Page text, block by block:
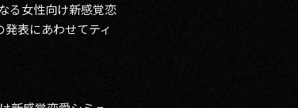
る女性向け新感覚恋
表にあわせてティ